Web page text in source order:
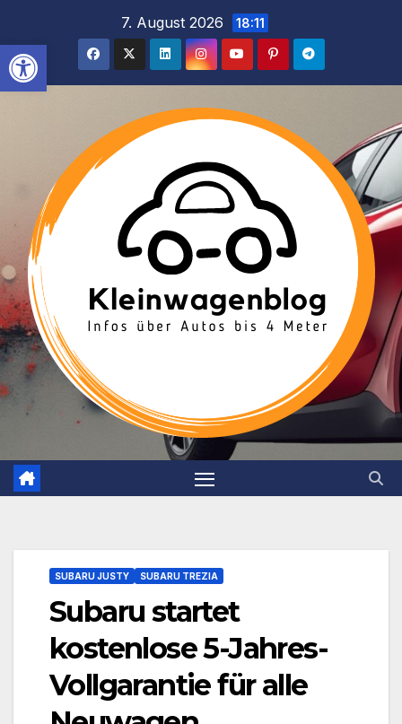
Werkzeugleiste öffnen
springen
7. August 2026 18:11
SUBARU JUSTY SUBARU TREZIA
Subaru startet
kostenlose 5-Jahres-
Vollgarantie für alle